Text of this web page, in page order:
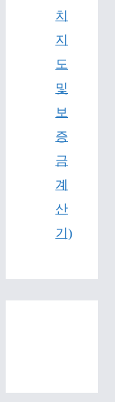
치
지
도
및
보
증
금
계
산
기)